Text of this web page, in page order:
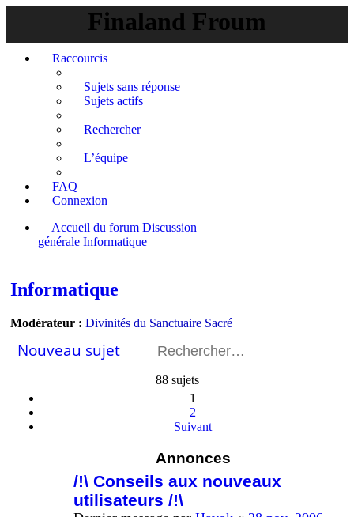
Finaland Froum
Raccourcis
Sujets sans réponse
Sujets actifs
Rechercher
L’équipe
FAQ
Connexion
Accueil du forum Discussion
générale Informatique
Informatique
Modérateur : Divinités du Sanctuaire Sacré
Nouveau sujet
88 sujets
1
2
Suivant
Annonces
/!\ Conseils aux nouveaux
utilisateurs /!\